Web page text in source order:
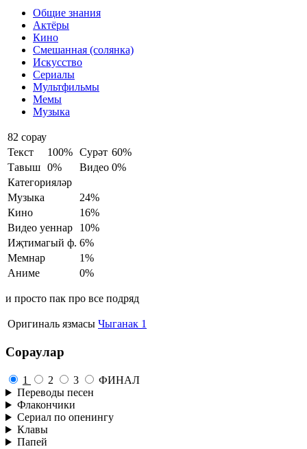
Общие знания
Актёры
Кино
Смешанная (солянка)
Искусство
Сериалы
Мультфильмы
Мемы
Музыка
82 сорау
Текст
100% Сурәт 60%
Тавыш 0% Видео 0%
Категорияләр
Музыка
24%
Кино
16%
Видео уеннар
10%
Иҗтимагый ф. 6%
Мемнар
1%
Аниме
0%
и просто пак про все подряд
Оригиналь язмасы Чыганак 1
Сораулар
1 2 3
ФИНАЛ
Переводы песен
Флакончики
Сериал по опенингу
Клавы
Папей